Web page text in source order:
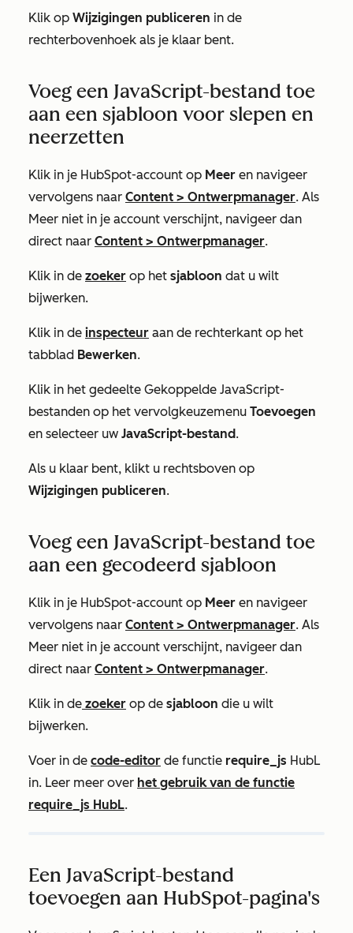
Klik op Wijzigingen publiceren in de
rechterbovenhoek als je klaar bent.
Voeg een JavaScript-bestand toe
aan een sjabloon voor slepen en
neerzetten
Klik in je HubSpot-account op Meer en navigeer
vervolgens naar Content > Ontwerpmanager. Als
Meer niet in je account verschijnt, navigeer dan
direct naar Content > Ontwerpmanager.
Klik in de zoeker op het sjabloon dat u wilt
bijwerken.
Klik in de inspecteur aan de rechterkant op het
tabblad Bewerken.
Klik in het gedeelte Gekoppelde JavaScript-
bestanden op het vervolgkeuzemenu Toevoegen
en selecteer uw JavaScript-bestand.
Als u klaar bent, klikt u rechtsboven op
Wijzigingen publiceren.
Voeg een JavaScript-bestand toe
aan een gecodeerd sjabloon
Klik in je HubSpot-account op Meer en navigeer
vervolgens naar Content > Ontwerpmanager. Als
Meer niet in je account verschijnt, navigeer dan
direct naar Content > Ontwerpmanager.
Klik in de zoeker op de sjabloon die u wilt
bijwerken.
Voer in de code-editor de functie require_js HubL
in. Leer meer over het gebruik van de functie
require_js HubL.
Een JavaScript-bestand
toevoegen aan HubSpot-pagina's